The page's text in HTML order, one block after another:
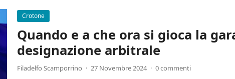
Crotone
Quando e a che ora si gioca la
designazione arbitrale
Filadelfo Scamporrino · 27 Novembre 2024 · 0 commenti